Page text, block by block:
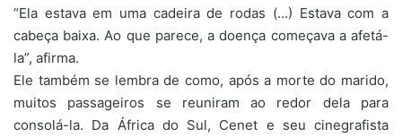
“Ela estava em uma cadeira de rodas (…) Estava com a
cabeça baixa. Ao que parece, a doença começava a afetá-
la”, afirma.
Ele também se lembra de como, após a morte do marido,
muitos passageiros se reuniram ao redor dela para
consolá-la. Da África do Sul, Cenet e seu cinegrafista